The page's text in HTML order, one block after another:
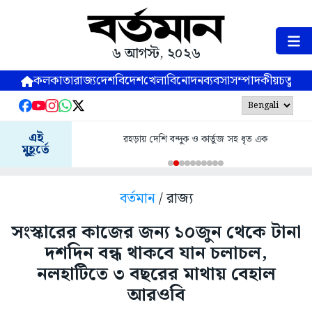
৬ আগস্ট, ২০২৬
কলকাতারাজ্যদেশবিদেশখেলাবিনোদনব্যবসাসম্পাদকীয়
এই
মুহূর্তে
রহড়ায় দেশি বন্দুক ও কার্তুজ সহ ধৃত এক
বর্তমান/ রাজ্য
সংস্কারের কাজের জন্য ১০জুন থেকে টানা
দশদিন বন্ধ থাকবে যান চলাচল,
নলহাটিতে ৩ বছরের মাথায় বেহাল
আরওবি